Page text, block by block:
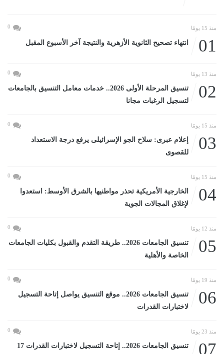
منذ 15 يومًا 0
01 انتهاء تصحيح الثانوية الأزهرية والنتيجة آخر الأسبوع المقبل
منذ 13 يومًا 0
02
تنسيق المرحلة الأولى 2026.. خدمات معامل التنسيق بالجامعات
لتسجيل الرغبات مجانا
منذ 15 يومًا 0
03
إعلام عبرى: سلاح الجو الإسرائيلى يرفع درجة الاستعداد
للقصوى
منذ 15 يومًا 0
04
الخارجية الأمريكية تحذر مواطنيها بالشرق الأوسط: استعدوا
لإغلاق المجالات الجوية
منذ 12 يومًا 0
05
تنسيق الجامعات 2026.. طريقة التقدم والقبول بكليات الجامعات
الخاصة والأهلية
منذ 19 يومًا 0
06
تنسيق الجامعات 2026.. موقع التنسيق يواصل إتاحة التسجيل
لاختبارات القدرات
منذ 23 يومًا 0
07
تنسيق الجامعات 2026.. إتاحة التسجيل لاختبارات القدرات 17